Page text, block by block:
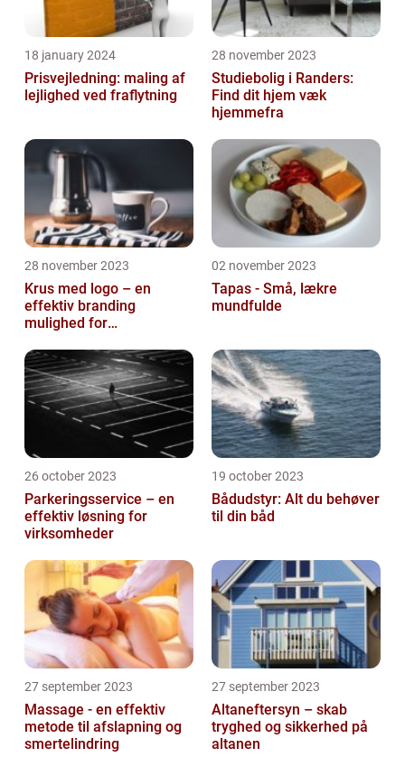
18 january 2024
Prisvejledning: maling af
lejlighed ved fraflytning
28 november 2023
Studiebolig i Randers:
Find dit hjem væk
hjemmefra
28 november 2023
Krus med logo – en
effektiv branding
mulighed for
02 november 2023
Tapas - Små, lækre
mundfulde
26 october 2023
Parkeringsservice – en
effektiv løsning for
virksomheder
19 october 2023
Bådudstyr: Alt du behøver
til din båd
27 september 2023
Massage - en effektiv
metode til afslapning og
smertelindring
27 september 2023
Altaneftersyn – skab
tryghed og sikkerhed på
altanen